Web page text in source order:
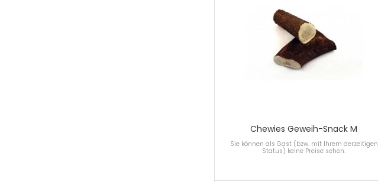
Chewies Geweih-Snack M
Sie können als Gast (bzw. mit Ihrem derzeitigen
Status) keine Preise sehen.